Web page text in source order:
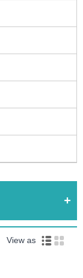
View as